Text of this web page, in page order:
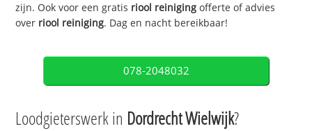
zijn. Ook voor een gratis riool reiniging offerte of advies
over riool reiniging. Dag en nacht bereikbaar!
078-2048032
Loodgieterswerk in Dordrecht Wielwijk?